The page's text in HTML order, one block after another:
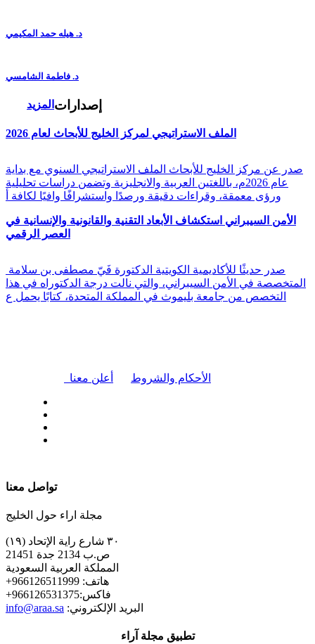
د. هيله حمد المكيمي
د. فاطمة الشامسي
المزيد إصدارات
الملف الاستراتيجي لمركز الخليج للأبحاث لعام 2026
صدر عن مركز الخليج للأبحاث الملف الاستراتيجي السنوي مع بداية
عام 2026م، باللغتين العربية والانجليزية وتضمن دراسات تحليلية
ورؤى معمقة، وقراءات دقيقة ورصدًا واستشرافًا وافيًا لكافة أ
الأمن السيبراني استكشاف الأبعاد التقنية والقانونية والإنسانية في
العصر الرقمي
المتخصصة في الأمن السيبراني، والتي نالت درجة الدكتوراه في هذا
التخصص من جامعة بليموث في المملكة المتحدة، كتابًا يحمل ع
أعلن معنا الأحكام والشروط
تواصل معنا
مجلة اراء حول الخليج
٣٠ شارع راية الإتحاد (١٩)
ص.ب 2134 جدة 21451
المملكة العربية السعودية
+هاتف: 966126511999
+فاكس:966126531375
info@araa.sa :البريد الإلكتروني
تطبيق مجلة آراء